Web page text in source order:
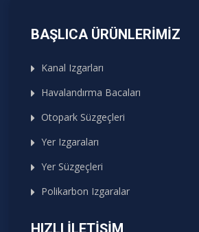
BAŞLICA ÜRÜNLERIMIZ
Kanal Izgarları
Havalandırma Bacaları
Otopark Süzgeçleri
Yer Izgaraları
Yer Süzgeçleri
Polikarbon Izgaralar
HIZLI İLETIŞIM